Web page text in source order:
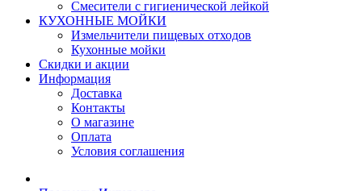
Смесители с гигиенической лейкой
КУХОННЫЕ МОЙКИ
Измельчители пищевых отходов
Кухонные мойки
Скидки и акции
Информация
Доставка
Контакты
О магазине
Оплата
Условия соглашения